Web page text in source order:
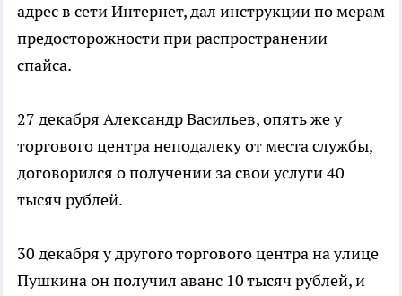
адрес в сети Интернет, дал инструкции по мерам
предосторожности при распространении
спайса.
27 декабря Александр Васильев, опять же у
торгового центра неподалеку от места службы,
договорился о получении за свои услуги 40
тысяч рублей.
30 декабря у другого торгового центра на улице
Пушкина он получил аванс 10 тысяч рублей, и